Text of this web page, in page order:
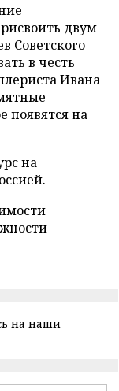
двум
Советского
в честь
Ивана
появятся на
на
на наши